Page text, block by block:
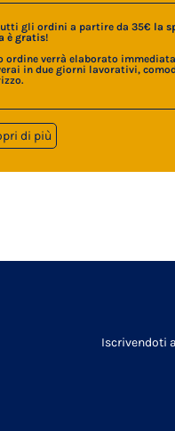
gli ordini a partire da 35€ la
è gratis!
ordine verrà elaborato
in due giorni lavorativi,
di più
Iscrivendoti